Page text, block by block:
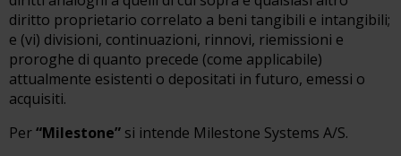
diritto proprietario correlato a beni tangibili e intangibili;
e (vi) divisioni, continuazioni, rinnovi, riemissioni e
proroghe di quanto precede (come applicabile)
attualmente esistenti o depositati in futuro, emessi o
acquisiti.
Per“Milestone” si intende Milestone Systems A/S.